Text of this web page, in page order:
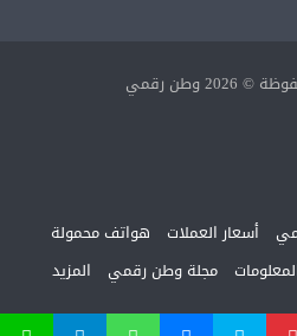
وطن رقمي
أسعار العملات هواتف محمولة
مجلة وطن رقمي المزيد